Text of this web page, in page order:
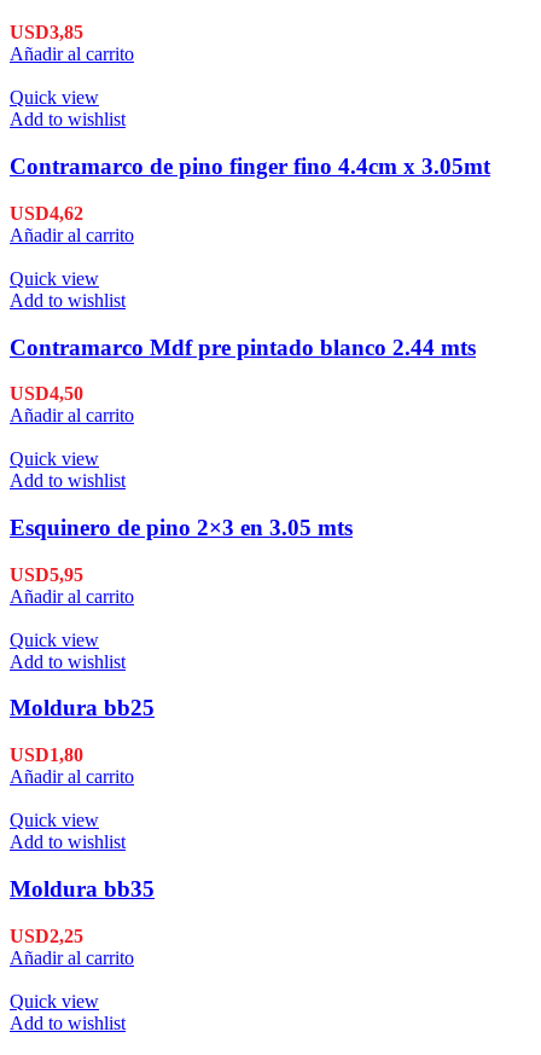
USD3,85
Añadir al carrito
Quick view
Add to wishlist
Contramarco de pino finger fino 4.4cm x 3.05mt
USD4,62
Añadir al carrito
Quick view
Add to wishlist
Contramarco Mdf pre pintado blanco 2.44 mts
USD4,50
Añadir al carrito
Quick view
Add to wishlist
Esquinero de pino 2×3 en 3.05 mts
USD5,95
Añadir al carrito
Quick view
Add to wishlist
Moldura bb25
USD1,80
Añadir al carrito
Quick view
Add to wishlist
Moldura bb35
USD2,25
Añadir al carrito
Quick view
Add to wishlist